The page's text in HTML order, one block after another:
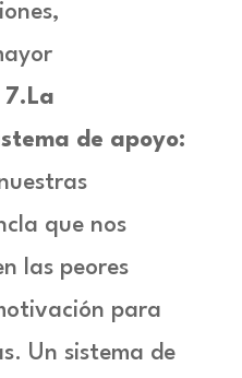
7.La
de apoyo:
que nos
las peores
para
Un sistema de